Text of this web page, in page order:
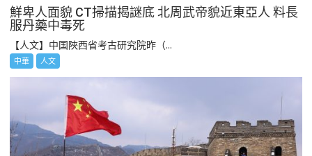
鮮卑人面貌 CT掃描揭謎底 北周武帝貌近東亞人 料長
服丹藥中毒死
【人文】中国陜西省考古研究院昨（...
中華 人文